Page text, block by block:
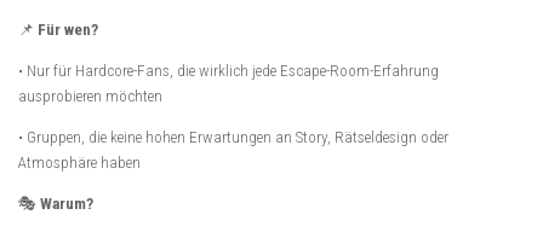
📌 Für wen?
• Nur für Hardcore-Fans, die wirklich jede Escape-Room-Erfahrung
ausprobieren möchten
• Gruppen, die keine hohen Erwartungen an Story, Rätseldesign oder
Atmosphäre haben
🎭 Warum?